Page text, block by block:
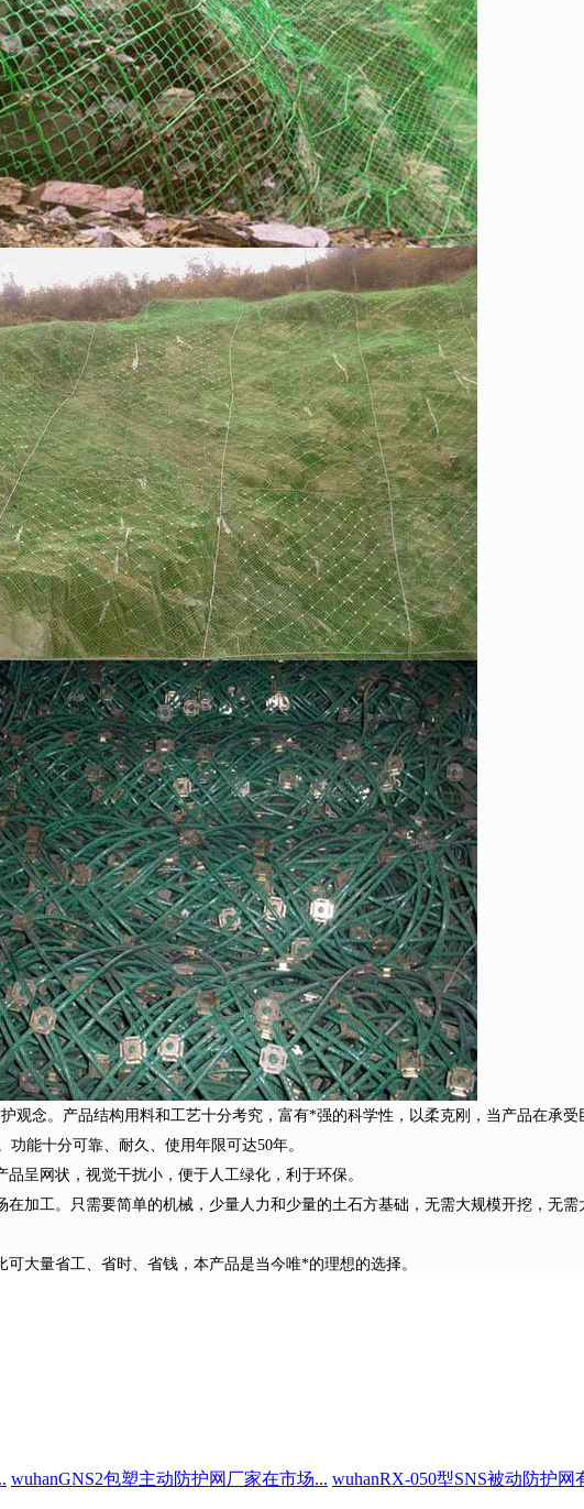
观念。产品结构用料和工艺十分考究，富有*强的科学性，以柔克刚，当产品在承
能十分可靠、耐久、使用年限可达50年。
呈网状，视觉干扰小，便于人工绿化，利于环保。
加工。只需要简单的机械，少量人力和少量的土石方基础，无需大规模开挖，无
大量省工、省时、省钱，本产品是当今唯*的理想的选择。
wuhanGNS2包塑主动防护网厂家在市场... wuhanRX-050型SNS被动防护网